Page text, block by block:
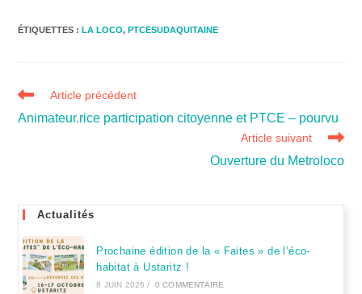
ÉTIQUETTES :LA LOCO, PTCESUDAQUITAINE
Article précédent
Animateur.rice participation citoyenne et PTCE – pourvu
Article suivant
Ouverture du Metroloco
Actualités
Prochaine édition de la « Faites » de l’éco-
habitat à Ustaritz !
8 JUIN 2026 / 0 COMMENTAIRE